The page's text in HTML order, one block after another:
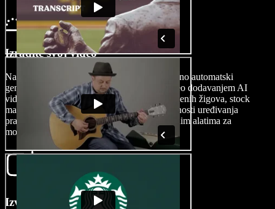
Izradite svoj video
Nakon što uvezete snimku, možete jednostavno automatski
generirati titlove ili dodatno doraditi svoj video dodavanjem AI
video efekata, prijelaza, fontova, slojeva, vodenih žigova, stock
materijala, naracija i još mnogo toga. Mogućnosti uređivanja
praktički su beskonačne zahvaljujući naprednim alatima za
montažu.
Izvezite svoj video